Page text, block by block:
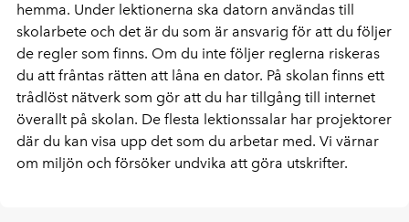
hemma. Under lektionerna ska datorn användas till
skolarbete och det är du som är ansvarig för att du följer
de regler som finns. Om du inte följer reglerna riskeras
du att fråntas rätten att låna en dator. På skolan finns ett
trådlöst nätverk som gör att du har tillgång till internet
överallt på skolan. De flesta lektionssalar har projektorer
där du kan visa upp det som du arbetar med. Vi värnar
om miljön och försöker undvika att göra utskrifter.